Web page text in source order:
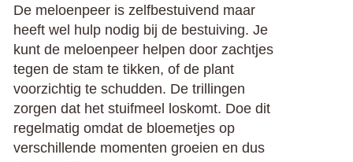
De meloenpeer is zelfbestuivend maar
heeft wel hulp nodig bij de bestuiving. Je
kunt de meloenpeer helpen door zachtjes
tegen de stam te tikken, of de plant
voorzichtig te schudden. De trillingen
zorgen dat het stuifmeel loskomt. Doe dit
regelmatig omdat de bloemetjes op
verschillende momenten groeien en dus